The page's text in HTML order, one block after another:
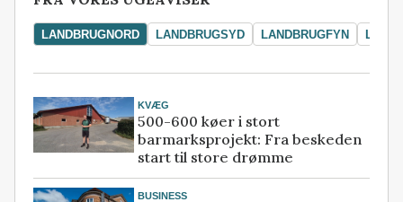
LANDBRUGNORD LANDBRUGSYD LANDBRUGFYN
KVÆG
500-600 køer i stort
barmarksprojekt: Fra beskeden
start til store drømme
BUSINESS